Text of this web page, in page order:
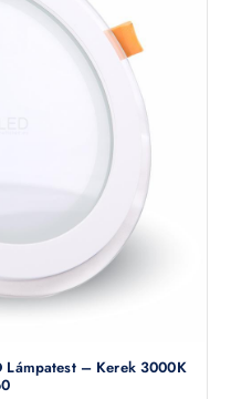
Lámpatest – Kerek 3000K